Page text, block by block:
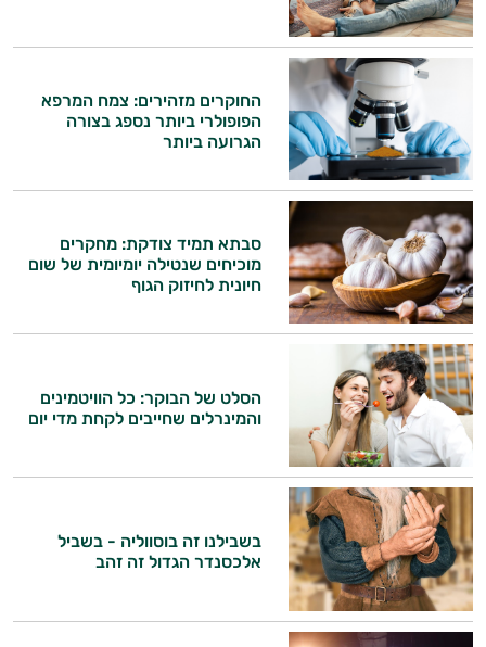
החוקרים מזהירים: צמח המרפא
הפופולרי ביותר נספג בצורה
הגרועה ביותר
סבתא תמיד צודקת: מחקרים
מוכיחים שנטילה יומיומית של שום
חיונית לחיזוק הגוף
הסלט של הבוקר: כל הוויטמינים
והמינרלים שחייבים לקחת מדי יום
בשבילנו זה בוסווליה - בשביל
אלכסנדר הגדול זה זהב
היי,
אני יועץ הבריאות האישי AI של טבע בריא.
התשובות שלי מבוססות על מאגרי מידע קליניים